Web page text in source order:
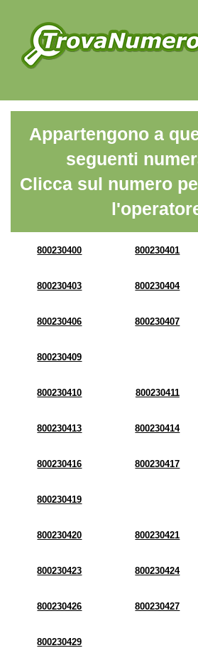
Appartengono a
seguenti
Clicca sul numero
800230400 800230401
800230403 800230404
800230406 800230407
800230409
800230410 800230411
800230413 800230414
800230416 800230417
800230419
800230420 800230421
800230423 800230424
800230426 800230427
800230429